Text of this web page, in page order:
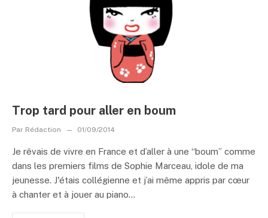
Trop tard pour aller en boum
Par Rédaction 01/09/2014
Je rêvais de vivre en France et d’aller à une “boum” comme
dans les premiers films de Sophie Marceau, idole de ma
jeunesse. J'étais collégienne et j’ai même appris par cœur
à chanter et à jouer au piano...